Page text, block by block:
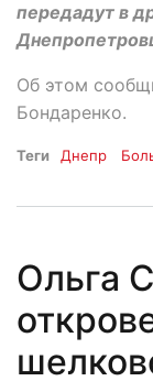
передадут в
Об этом
Бондаренко.
Теги Днепр
Ольга